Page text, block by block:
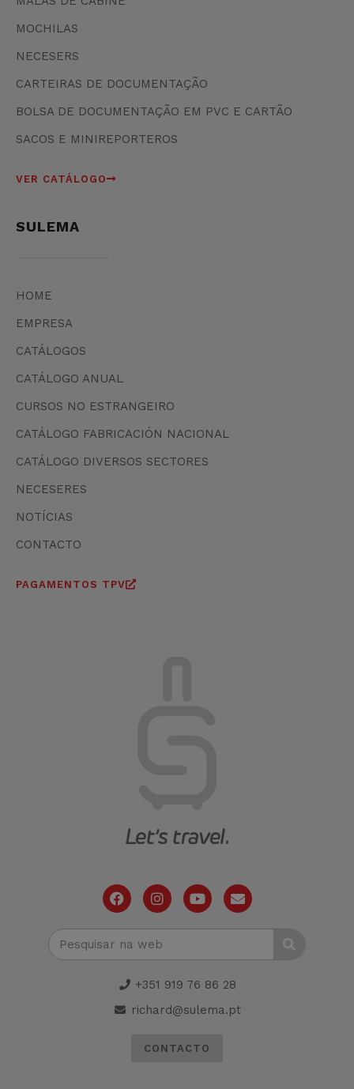
MOCHILAS
NECESERS
CARTEIRAS DE DOCUMENTAÇÃO
BOLSA DE DOCUMENTAÇÃO EM PVC E CARTÃO
SACOS E MINIREPORTEROS
VER CATÁLOGO
SULEMA
HOME
EMPRESA
CATÁLOGOS
CATÁLOGO ANUAL
CURSOS NO ESTRANGEIRO
CATÁLOGO FABRICACIÓN NACIONAL
CATÁLOGO DIVERSOS SECTORES
NECESERES
NOTÍCIAS
CONTACTO
PAGAMENTOS TPV
+351 919 76 86 28
richard@sulema.pt
CONTACTO